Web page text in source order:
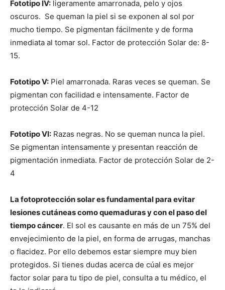
Fototipo IV: ligeramente amarronada, pelo y ojos
oscuros. Se queman la piel si se exponen al sol por
mucho tiempo. Se pigmentan fácilmente y de forma
inmediata al tomar sol. Factor de protección Solar de: 8-
15.
Fototipo V: Piel amarronada. Raras veces se queman. Se
pigmentan con facilidad e intensamente. Factor de
protección Solar de 4-12
Fototipo VI: Razas negras. No se queman nunca la piel.
Se pigmentan intensamente y presentan reacción de
pigmentación inmediata. Factor de protección Solar de 2-
4
La fotoprotección solar es fundamental para evitar
lesiones cutáneas como quemaduras y con el paso del
tiempo cáncer. El sol es causante en más de un 75% del
envejecimiento de la piel, en forma de arrugas, manchas
o flacidez. Por ello debemos estar siempre muy bien
protegidos. Si tienes dudas acerca de cúal es mejor
factor solar para tu tipo de piel, consulta a tu médico, el